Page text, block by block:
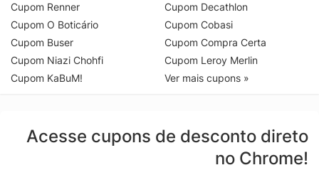
Cupom Renner
Cupom O Boticário
Cupom Buser
Cupom Niazi Chohfi
Cupom KaBuM!
Cupom Decathlon
Cupom Cobasi
Cupom Compra Certa
Cupom Leroy Merlin
Ver mais cupons »
Acesse cupons de desconto direto
no Chrome!